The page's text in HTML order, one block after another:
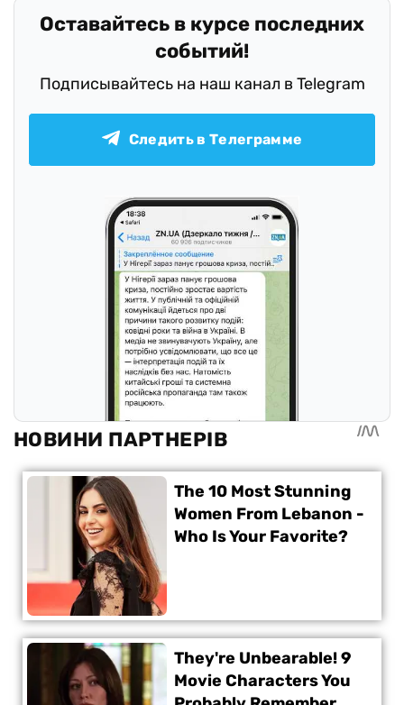
Оставайтесь в курсе последних
событий!
Подписывайтесь на наш канал в Telegram
Следить в Телеграмме